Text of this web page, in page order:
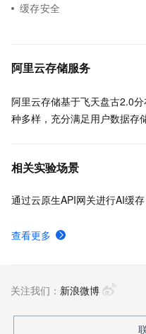
缓存安全
阿里云存储服务
阿里云存储基于飞天盘古2.0
种多样，充分满足用户数据存
相关实验场景
通过云原生API网关进行AI缓存
查看更多
关注我们： 新浪微博